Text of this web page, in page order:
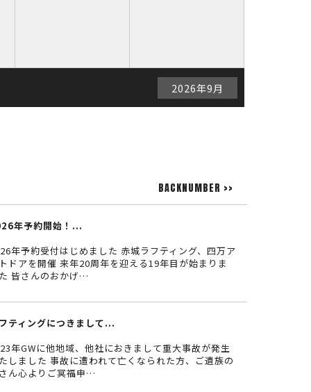
2026年9月
BACKNUMBER >>
年予約開始！...
年予約受付はじめました 赤城ラフティング、四万ア
ドアを開催 来年20周年を迎える19年目が始まりま
皆さんのおかげ…
ティングにつきまして...
年GWに他地域、他社におきまして重大事故が発生
しました 事故に遭われて亡くなられた方、ご遺族の
ん心よりご冥福申…